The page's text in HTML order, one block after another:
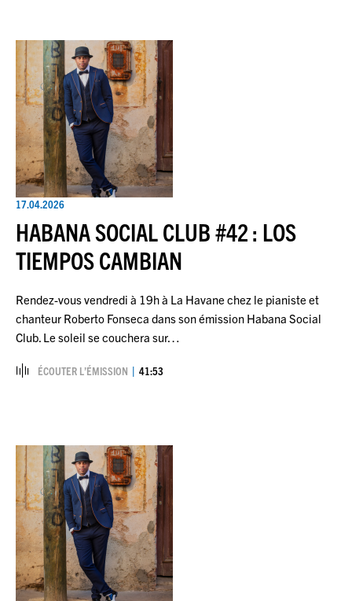
17.04.2026
HABANA SOCIAL CLUB #42 : LOS
TIEMPOS CAMBIAN
Rendez-vous vendredi à 19h à La Havane chez le pianiste et
chanteur Roberto Fonseca dans son émission Habana Social
Club. Le soleil se couchera sur…
ÉCOUTER L’ÉMISSION 41:53